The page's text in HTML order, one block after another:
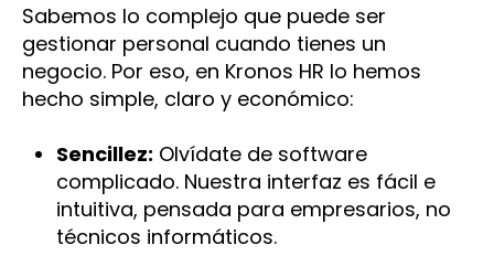
Sabemos lo complejo que puede ser
gestionar personal cuando tienes un
negocio. Por eso, en Kronos HR lo hemos
hecho simple, claro y económico:
Sencillez: Olvídate de software
complicado. Nuestra interfaz es fácil e
intuitiva, pensada para empresarios, no
técnicos informáticos.